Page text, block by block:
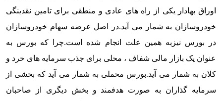
اوراق بهادار یکی از راه های عادی و منطقی برای تامین نقدینگی
خودروسازان به شمار می آید.در اصل عرضه سهام خودروسازان
در بورس نیزبه همین علت انجام شده است.چرا که بورس به
عنوان یک بازار مالی شفاف ، محلی برای جذب سرمایه های خرد و
کلان به شمار می آید.بورس محملی به شمار می آید که بخشی از
سرمایه گذاران به صورت هدفمند و بخش دیگری از صاحبان